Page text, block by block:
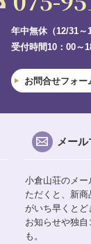
年中無休（12/31～
受付時間10：00～
お問合せフォー
メー
小倉山荘のメ
ただくと、新
がいち早くと
お知らせや独
も。